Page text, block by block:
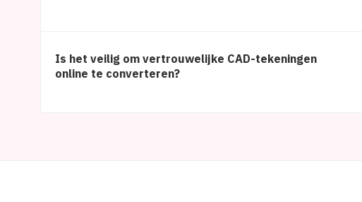
Is het veilig om vertrouwelijke CAD-tekeningen
online te converteren?